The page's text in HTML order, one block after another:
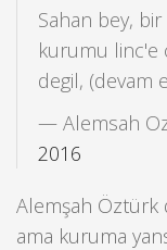
Sahan bey,
kurumu linc'e
degil, (devam
— Alemsah
2016
Alemşah Öztürk
ama kuruma